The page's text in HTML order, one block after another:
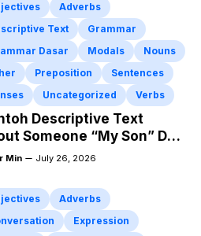
Adverbs
Text
Grammar
Dasar
Modals
Nouns
Preposition
Sentences
Uncategorized Verbs
Descriptive Text
Someone “My Son” Dan
Min July 26, 2026
Adverbs
Expression